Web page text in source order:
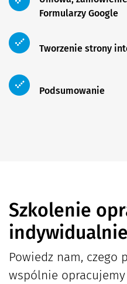
Formularzy Google
Tworzenie strony
Podsumowanie
Szkolenie
indywidualnie
Powiedz nam, czego
wspólnie